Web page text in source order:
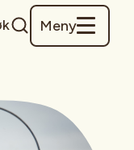
Meny